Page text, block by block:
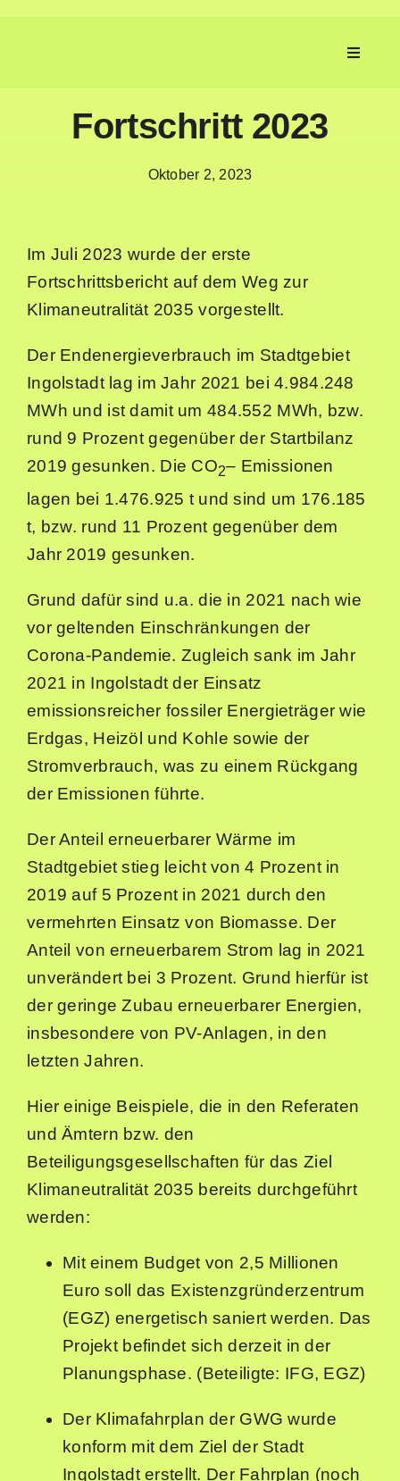
Toggle
Aufgaben
Service
Neues
Sommer in der Stadt
Suche
nach:
Fortschritt 2023
Oktober 2, 2023
Im Juli 2023 wurde der erste
Fortschrittsbericht auf dem Weg zur
Klimaneutralität 2035 vorgestellt.
Der Endenergieverbrauch im Stadtgebiet
Ingolstadt lag im Jahr 2021 bei 4.984.248
MWh und ist damit um 484.552 MWh, bzw.
rund 9 Prozent gegenüber der Startbilanz
2019 gesunken. Die CO2– Emissionen
lagen bei 1.476.925 t und sind um 176.185
t, bzw. rund 11 Prozent gegenüber dem
Jahr 2019 gesunken.
Grund dafür sind u.a. die in 2021 nach wie
vor geltenden Einschränkungen der
Corona-Pandemie. Zugleich sank im Jahr
2021 in Ingolstadt der Einsatz
emissionsreicher fossiler Energieträger wie
Erdgas, Heizöl und Kohle sowie der
Stromverbrauch, was zu einem Rückgang
der Emissionen führte.
Der Anteil erneuerbarer Wärme im
Stadtgebiet stieg leicht von 4 Prozent in
2019 auf 5 Prozent in 2021 durch den
vermehrten Einsatz von Biomasse. Der
Anteil von erneuerbarem Strom lag in 2021
unverändert bei 3 Prozent. Grund hierfür ist
der geringe Zubau erneuerbarer Energien,
insbesondere von PV-Anlagen, in den
letzten Jahren.
Hier einige Beispiele, die in den Referaten
und Ämtern bzw. den
Beteiligungsgesellschaften für das Ziel
Klimaneutralität 2035 bereits durchgeführt
werden:
Mit einem Budget von 2,5 Millionen
Euro soll das Existenzgründerzentrum
(EGZ) energetisch saniert werden. Das
Projekt befindet sich derzeit in der
Planungsphase. (Beteiligte: IFG, EGZ)
Der Klimafahrplan der GWG wurde
konform mit dem Ziel der Stadt
Ingolstadt erstellt. Der Fahrplan (noch